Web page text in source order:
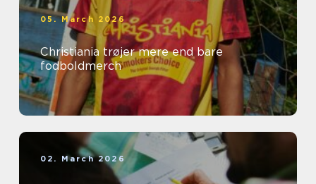
05. March 2026
Christiania trøjer mere end bare
fodboldmerch
02. March 2026